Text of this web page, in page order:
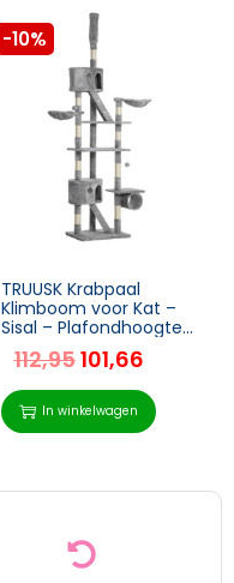
-10%
TRUUSK Krabpaal
Klimboom voor Kat –
Sisal – Plafondhoogte
240-260 cm –
Lichtgrijs – 60 x 45 cm
112,95101,66
In winkelwagen